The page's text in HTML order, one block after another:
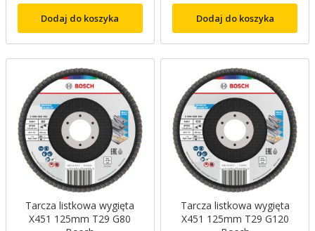
Dodaj do koszyka Dodaj do koszyka
Tarcza listkowa wygięta
X451 125mm T29 G80
Tarcza listkowa wygięta
X451 125mm T29 G120